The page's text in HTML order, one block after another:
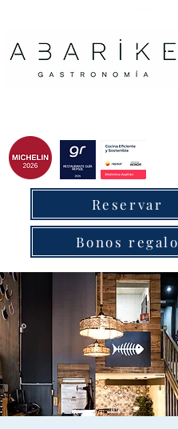
Reservar
Bonos regalo